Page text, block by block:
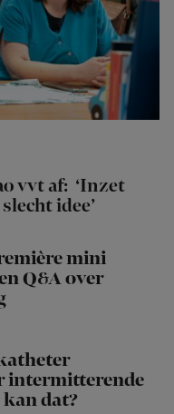
vvt af: ‘Inzet
idee’
mini
Q&A over
intermitterende
dat?